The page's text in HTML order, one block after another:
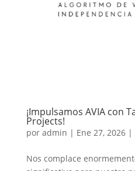
¡Impulsamos AVIA con
Projects!
por admin | Ene 27, 2026|
Nos complace